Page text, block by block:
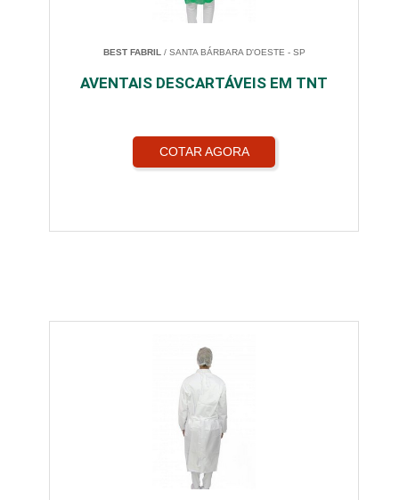
BEST FABRIL / SANTA BÁRBARA D'OESTE - SP
AVENTAIS DESCARTÁVEIS EM TNT
COTAR AGORA